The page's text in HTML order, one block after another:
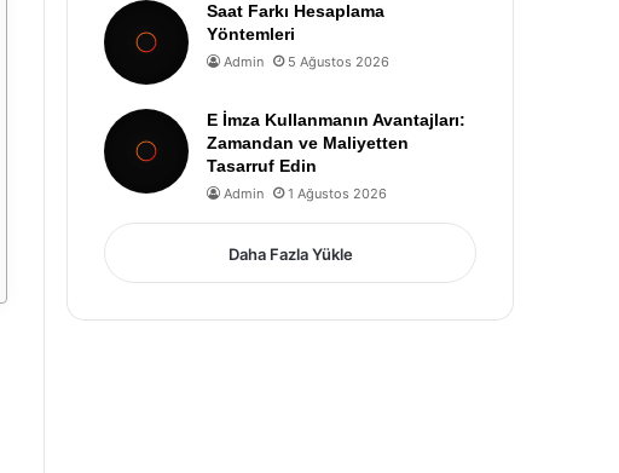
Saat Farkı Hesaplama
Yöntemleri
Admin 5 Ağustos 2026
E İmza Kullanmanın Avantajları:
Zamandan ve Maliyetten
Tasarruf Edin
Admin 1 Ağustos 2026
Daha Fazla Yükle